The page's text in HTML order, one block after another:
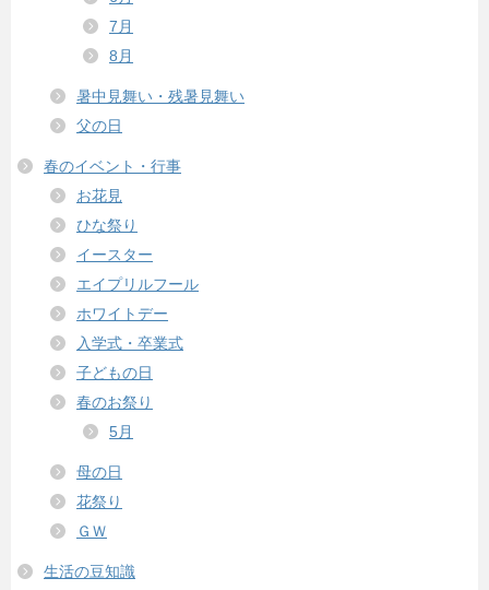
7月
8月
暑中見舞い・残暑見舞い
父の日
春のイベント・行事
お花見
ひな祭り
イースター
エイプリルフール
ホワイトデー
入学式・卒業式
子どもの日
春のお祭り
5月
母の日
花祭り
ＧＷ
生活の豆知識